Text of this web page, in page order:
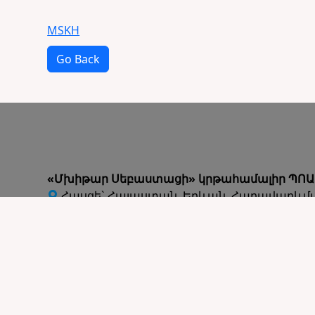
MSKH
Go Back
«Մխիթար Սեբաստացի» կրթահամալիր
Հասցե` Հայաստան, Երևան,